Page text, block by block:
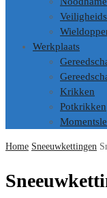
Werkplaats
Krikken
Potkrikken
Home Sneeuwkettingen